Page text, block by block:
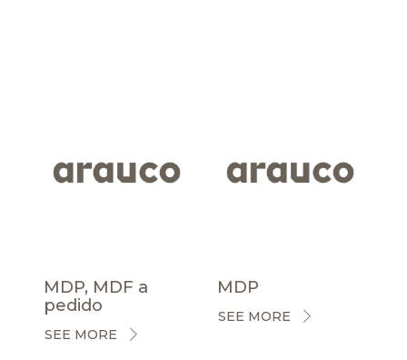
MDP, MDF a
pedido
SEE MORE
MDP
SEE MORE